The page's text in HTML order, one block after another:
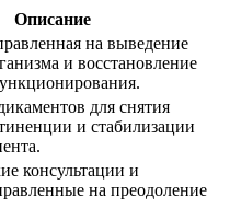
Описание
на выведение
и восстановление
для снятия
и стабилизации
консультации и
на преодоление